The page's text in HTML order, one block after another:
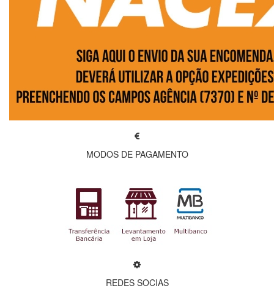
MODOS DE PAGAMENTO
REDES SOCIAS